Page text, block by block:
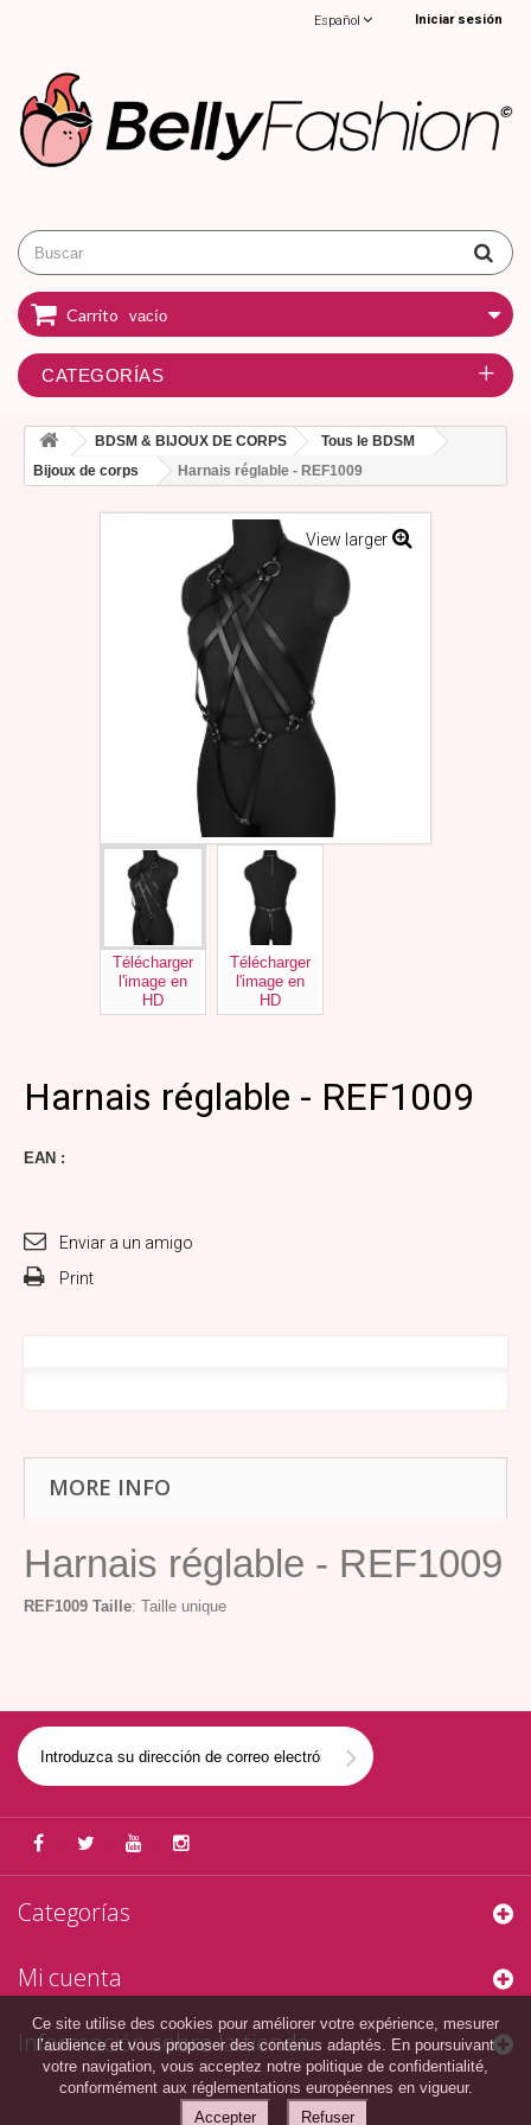
Iniciar sesión
Español
Carrito vacío
CATEGORÍAS
BDSM & BIJOUX DE CORPS
Tous le BDSM
Bijoux de corps
Harnais réglable - REF1009
View larger
Télécharger
l'image en
HD
Télécharger
l'image en
HD
Harnais réglable - REF1009
EAN :
Enviar a un amigo
Print
MORE INFO
Harnais réglable - REF1009
REF1009 Taille: Taille unique
Categorías
Mi cuenta
Información sobre la tienda
Ce site utilise des cookies pour améliorer votre expérience, mesurer
l’audience et vous proposer des contenus adaptés. En poursuivant
votre navigation, vous acceptez notre politique de confidentialité,
conformément aux réglementations européennes en vigueur.
Accepter
Refuser